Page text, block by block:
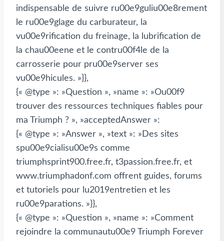
indispensable de suivre ru00e9guliu00e8rement
le ru00e9glage du carburateur, la
vu00e9rification du freinage, la lubrification de
la chau00eene et le contru00f4le de la
carrosserie pour pru00e9server ses
vu00e9hicules. »}},
{« @type »: »Question », »name »: »Ou00f9
trouver des ressources techniques fiables pour
ma Triumph ? », »acceptedAnswer »:
{« @type »: »Answer », »text »: »Des sites
spu00e9cialisu00e9s comme
triumphsprint900.free.fr, t3passion.free.fr, et
www.triumphadonf.com offrent guides, forums
et tutoriels pour lu2019entretien et les
ru00e9parations. »}},
{« @type »: »Question », »name »: »Comment
rejoindre la communautu00e9 Triumph Forever